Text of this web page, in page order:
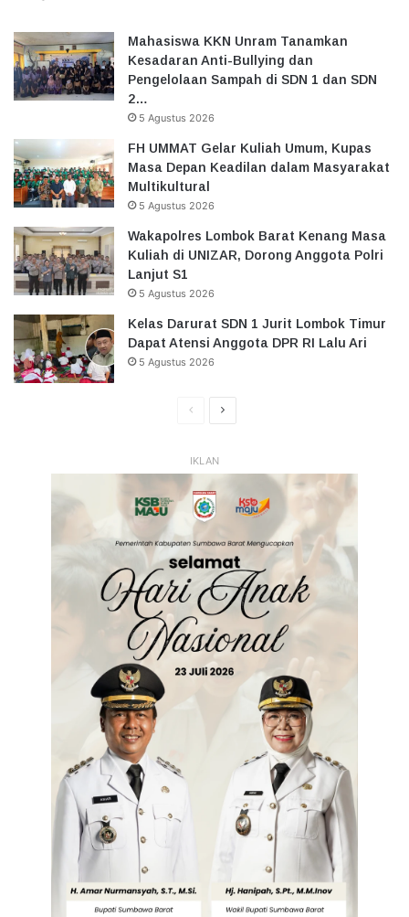
Mahasiswa KKN Unram Tanamkan
Kesadaran Anti-Bullying dan
Pengelolaan Sampah di SDN 1 dan SDN
2…
5 Agustus 2026
FH UMMAT Gelar Kuliah Umum, Kupas
Masa Depan Keadilan dalam Masyarakat
Multikultural
5 Agustus 2026
Wakapolres Lombok Barat Kenang Masa
Kuliah di UNIZAR, Dorong Anggota Polri
Lanjut S1
5 Agustus 2026
Kelas Darurat SDN 1 Jurit Lombok Timur
Dapat Atensi Anggota DPR RI Lalu Ari
5 Agustus 2026
HalamanHalaman
IKLAN